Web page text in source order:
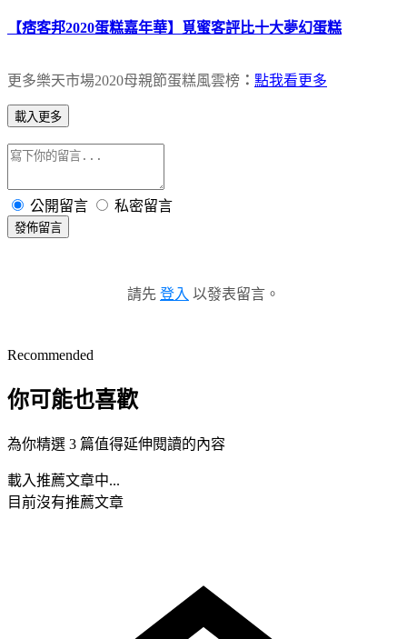
【痞客邦2020蛋糕嘉年華】覓蜜客評比十大夢幻蛋糕
更多樂天市場2020母親節蛋糕風雲榜 ： 點我看更多
載入更多
公開留言 私密留言
發佈留言
請先 登入 以發表留言。
Recommended
你可能也喜歡
為你精選 3 篇值得延伸閱讀的內容
載入推薦文章中...
目前沒有推薦文章